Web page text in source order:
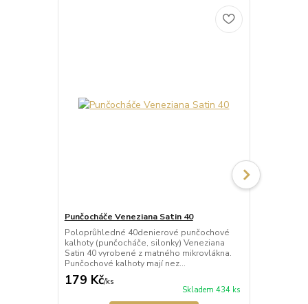
Punčocháče Veneziana Satin 40
Poloprůhledné 40denierové punčochové
kalhoty (punčocháče, silonky) Veneziana
Satin 40 vyrobené z matného mikrovlákna.
Punčochové kalhoty mají nez...
179 Kč/ks
Skladem 434 ks